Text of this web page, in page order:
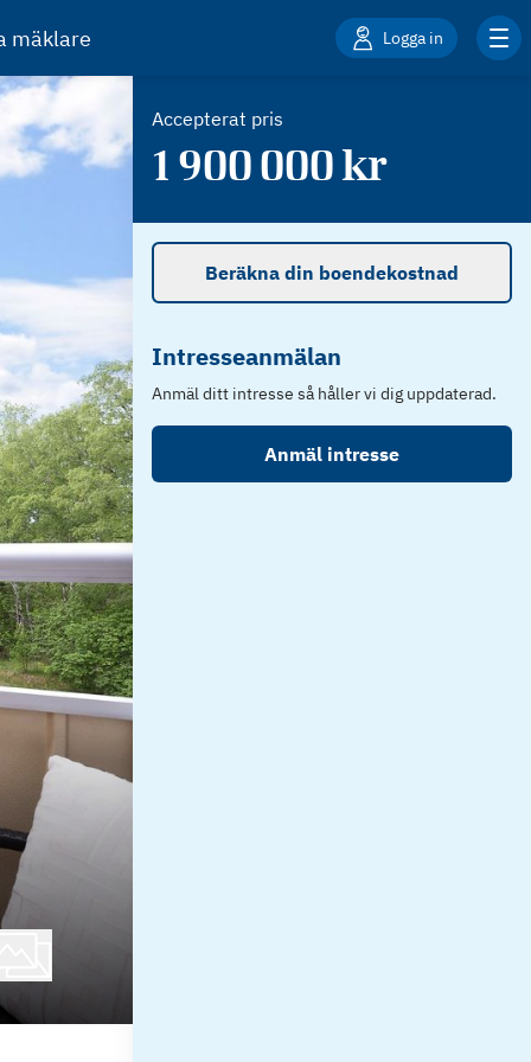
mäklare Logga in
Accepterat pris
1 900 000kr
Beräkna din boendekostnad
Intresseanmälan
Anmäl ditt intresse så håller vi dig uppdaterad.
Anmäl intresse